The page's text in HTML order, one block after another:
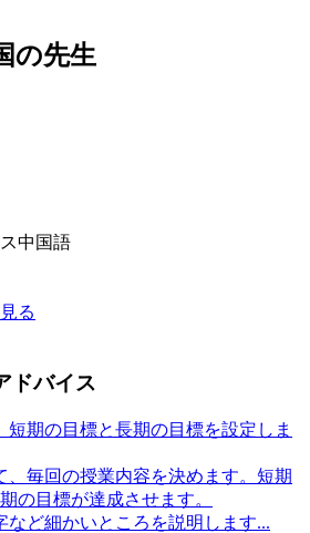
の先生
中国語
る
ドバイス
短期の目標と長期の目標を設定しま
、毎回の授業内容を決めます。短期
の目標が達成させます。
など細かいところを説明します...